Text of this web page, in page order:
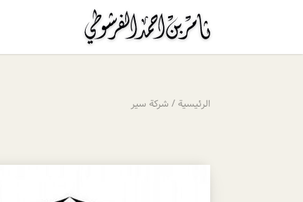
الرئيسية/ شركة سير